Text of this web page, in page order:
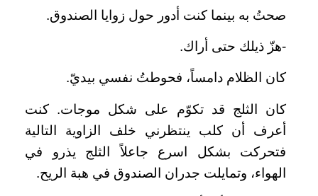
صحتُ به بينما كنت أدور حول زوايا الصندوق.
-هزّ ذيلك حتى أراك.
كان الظلام دامساً، فحوطتُ نفسي بيديّ.
كان الثلج قد تكوّم على شكل موجات. كنت
أعرف أن كلب ينتظرني خلف الزاوية التالية
فتحركت بشكل اسرع جاعلاً الثلج يذرو في
الهواء، وتمايلت جدران الصندوق في هبة الريح.